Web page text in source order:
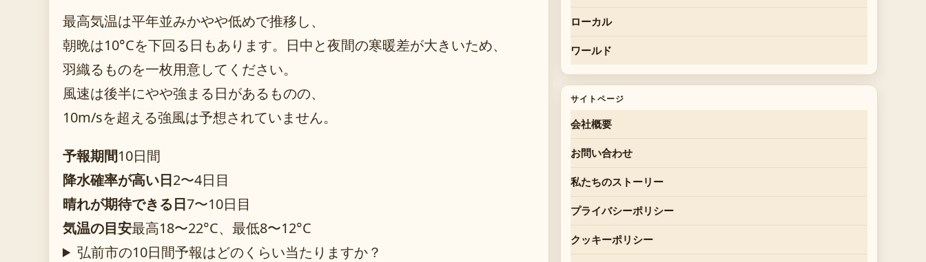
最高気温は平年並みかやや低めで推移し、
朝晩は10°Cを下回る日もあります。日中と夜間の寒暖差が大きいため、
羽織るものを一枚用意してください。
風速は後半にやや強まる日があるものの、
10m/sを超える強風は予想されていません。
予報期間10日間
降水確率が高い日2〜4日目
晴れが期待できる日7〜10日目
気温の目安最高18〜22°C、最低8〜12°C
弘前市の10日間予報はどのくらい当たりますか？
ローカル
ワールド
サイトページ
会社概要
お問い合わせ
私たちのストーリー
プライバシーポリシー
クッキーポリシー